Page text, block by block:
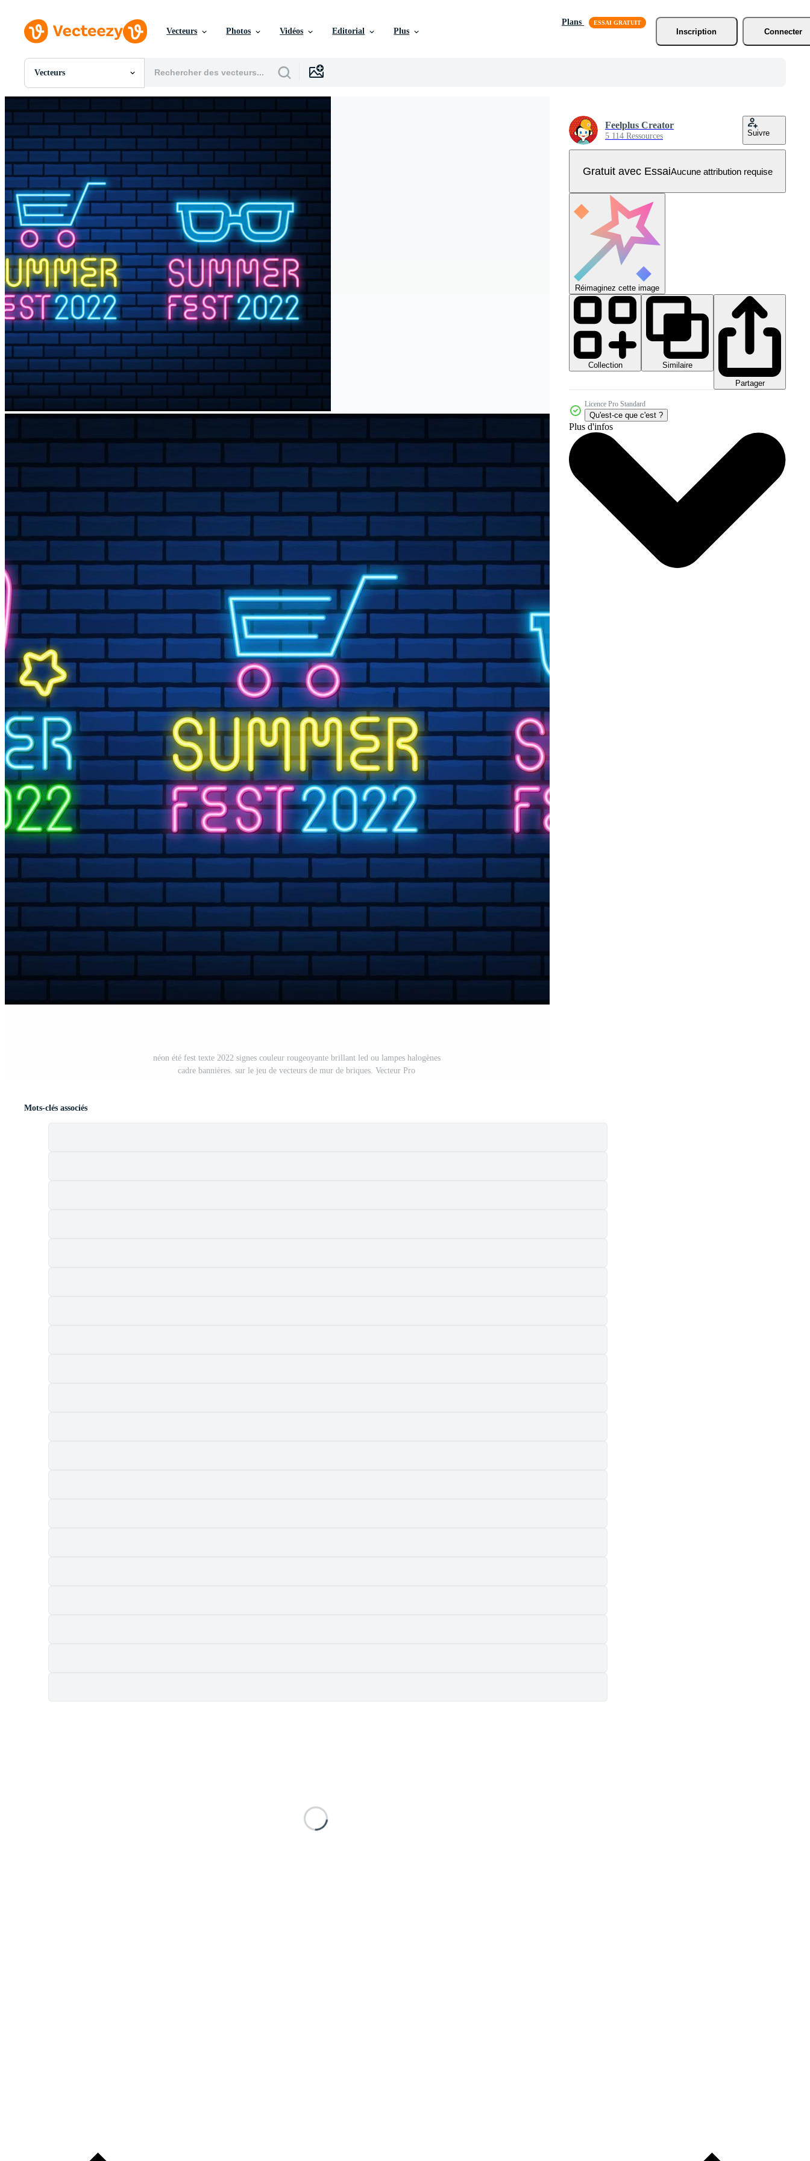
Vecteurs Photos Vidéos Editorial Plus
Plans
Inscription
Connecter
Vecteurs
Toutes Images
PNGs
PSDs
SVGs
Modèles
Vecteurs
Vidéos
Motion graphics
Images Éditoriales
Événements Éditoriaux
néon été fest texte 2022 signes couleur rougeoyante brillant led ou lampes halogènes
cadre bannières. sur le jeu de vecteurs de mur de briques. Vecteur Pro
Feelplus Creator
5 114 Ressources Suivre
Gratuit avec EssaiAucune attribution requise
Réimaginez cette image
Collection
Similaire
Partager
Licence Pro Standard
Qu'est-ce que c'est ?
Plus d'infos
Mots-clés associés